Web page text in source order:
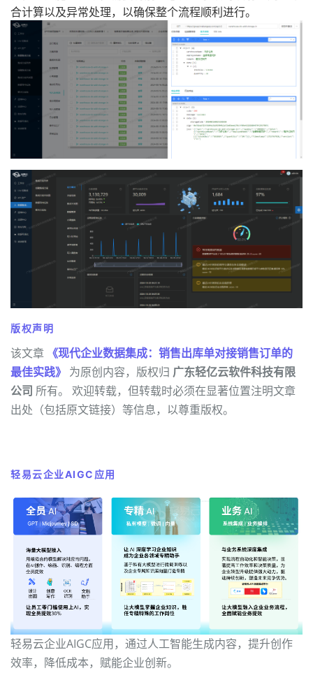
合计算以及异常处理，以确保整个流程顺利进行。
版权声明
该文章 《现代企业数据集成：销售出库单对接销售订单的
最佳实践》 为原创内容，版权归 广东轻亿云软件科技有限
公司 所有。 欢迎转载，但转载时必须在显著位置注明文章
出处（包括原文链接）等信息，以尊重版权。
轻易云企业AIGC应用
轻易云企业AIGC应用，通过人工智能生成内容，提升创作
效率，降低成本，赋能企业创新。